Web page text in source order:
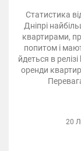
Статистика
Дніпрі
квартирами,
попитом і
йдеться в
оренди квартир
20